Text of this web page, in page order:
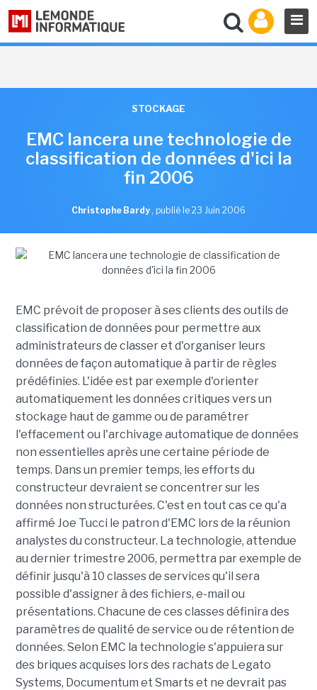
STOCKAGE
EMC lancera une technologie de
classification de données d'ici la
fin 2006
Christophe Bardy , publié le 23 Juin 2006
EMC prévoit de proposer à ses clients des outils de
classification de données pour permettre aux
administrateurs de classer et d'organiser leurs
données de façon automatique à partir de règles
prédéfinies. L'idée est par exemple d'orienter
automatiquement les données critiques vers un
stockage haut de gamme ou de paramétrer
l'effacement ou l'archivage automatique de données
non essentielles après une certaine période de
temps. Dans un premier temps, les efforts du
constructeur devraient se concentrer sur les
données non structurées. C'est en tout cas ce qu'a
affirmé Joe Tucci le patron d'EMC lors de la réunion
analystes du constructeur. La technologie, attendue
au dernier trimestre 2006, permettra par exemple de
définir jusqu'à 10 classes de services qu'il sera
possible d'assigner à des fichiers, e-mail ou
présentations. Chacune de ces classes définira des
paramètres de qualité de service ou de rétention de
données. Selon EMC la technologie s'appuiera sur
des briques acquises lors des rachats de Legato
Systems, Documentum et Smarts et ne devrait pas